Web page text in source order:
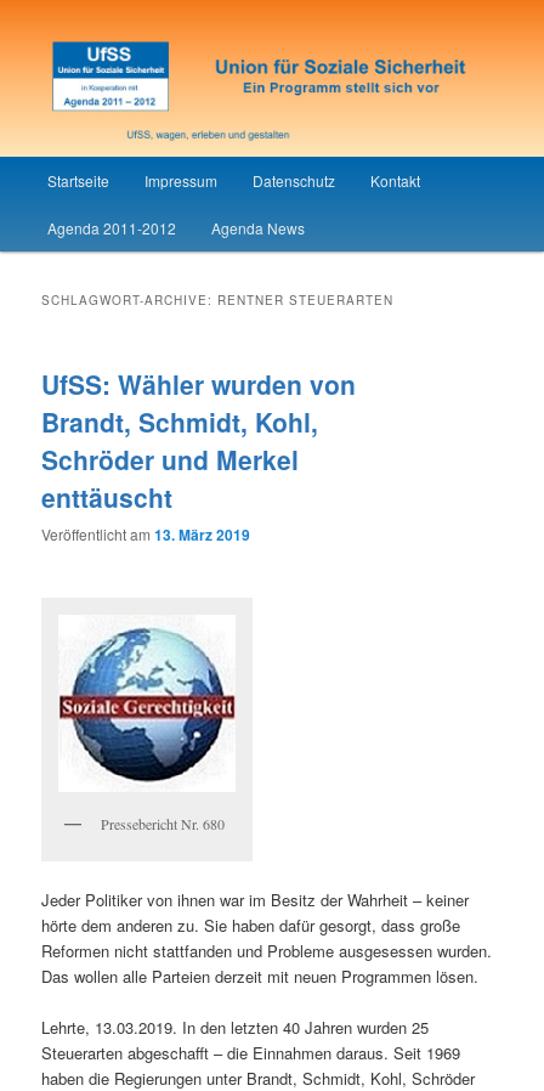
UfSS
Zum
Inhalt
Zum
sekundären
Startseite Impressum Datenschutz Kontakt
Agenda 2011-2012 Agenda News
SCHLAGWORT-ARCHIVE: RENTNER STEUERARTEN
UfSS: Wähler wurden von
Brandt, Schmidt, Kohl,
Schröder und Merkel
enttäuscht
Veröffentlicht am13. März 2019
Pressebericht Nr. 680
Jeder Politiker von ihnen war im Besitz der Wahrheit – keiner
hörte dem anderen zu. Sie haben dafür gesorgt, dass große
Reformen nicht stattfanden und Probleme ausgesessen wurden.
Das wollen alle Parteien derzeit mit neuen Programmen lösen.
Lehrte, 13.03.2019. In den letzten 40 Jahren wurden 25
Steuerarten abgeschafft – die Einnahmen daraus. Seit 1969
haben die Regierungen unter Brandt, Schmidt, Kohl, Schröder